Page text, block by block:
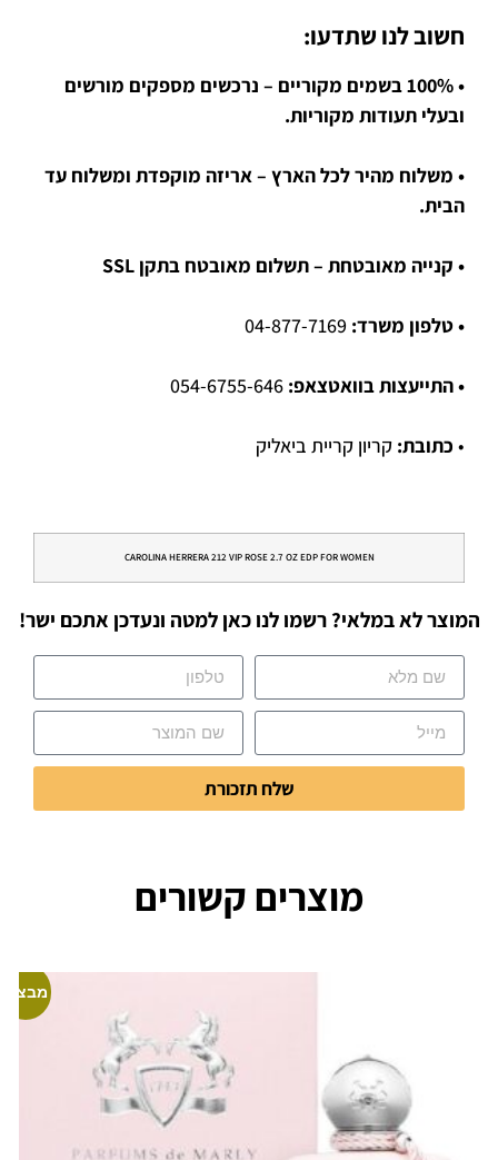
חשוב לנו שתדעו:
• 100% בשמים מקוריים – נרכשים מספקים מורשים
ובעלי תעודות מקוריות.
• משלוח מהיר לכל הארץ – אריזה מוקפדת ומשלוח עד
הבית.
• קנייה מאובטחת – תשלום מאובטח בתקן SSL
• טלפון משרד:
• התייעצות בוואטצאפ:
• כתובת: קריון קריית ביאליק
CAROLINA HERRERA 212 VIP ROSE 2.7 OZ EDP FOR WOMEN
המוצר לא במלאי? רשמו לנו כאן למטה ונעדכן אתכם ישר!
שלח תזכורת
מוצרים קשורים
מבצע!